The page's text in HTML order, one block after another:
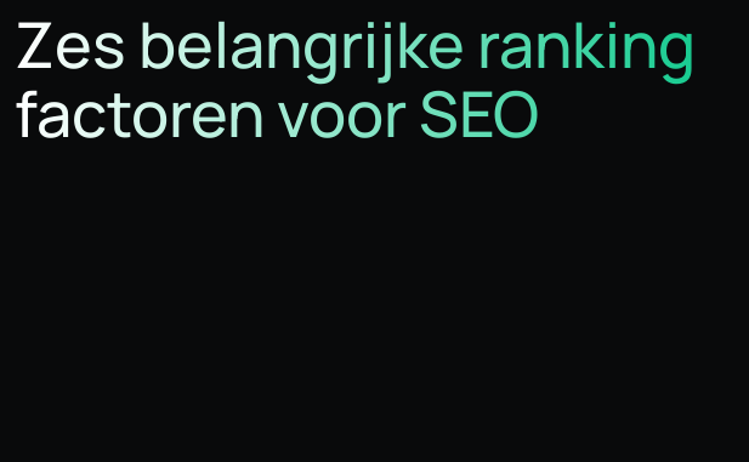
Zes belangrijke ranking
factoren voor SEO